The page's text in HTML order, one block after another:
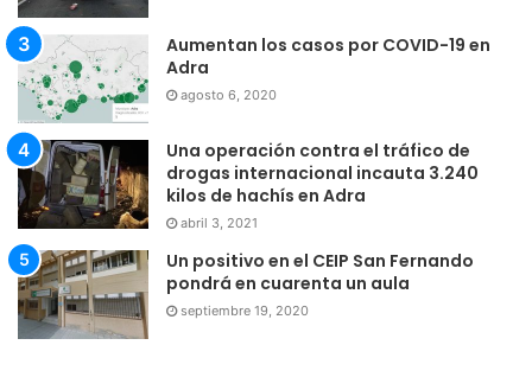
Aumentan los casos por COVID-19 en
Adra
agosto 6, 2020
Una operación contra el tráfico de
drogas internacional incauta 3.240
kilos de hachís en Adra
abril 3, 2021
Un positivo en el CEIP San Fernando
pondrá en cuarenta un aula
septiembre 19, 2020